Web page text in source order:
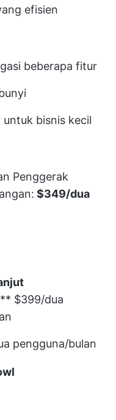
efisien
beberapa fitur
bisnis kecil
Penggerak
$349/dua
$399/dua
pengguna/bulan